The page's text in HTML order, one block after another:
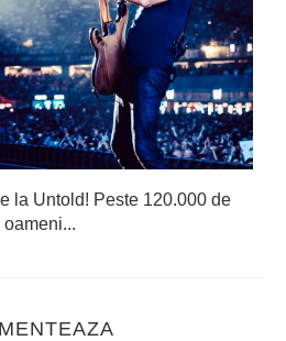
la Untold! Peste 120.000 de
oameni...